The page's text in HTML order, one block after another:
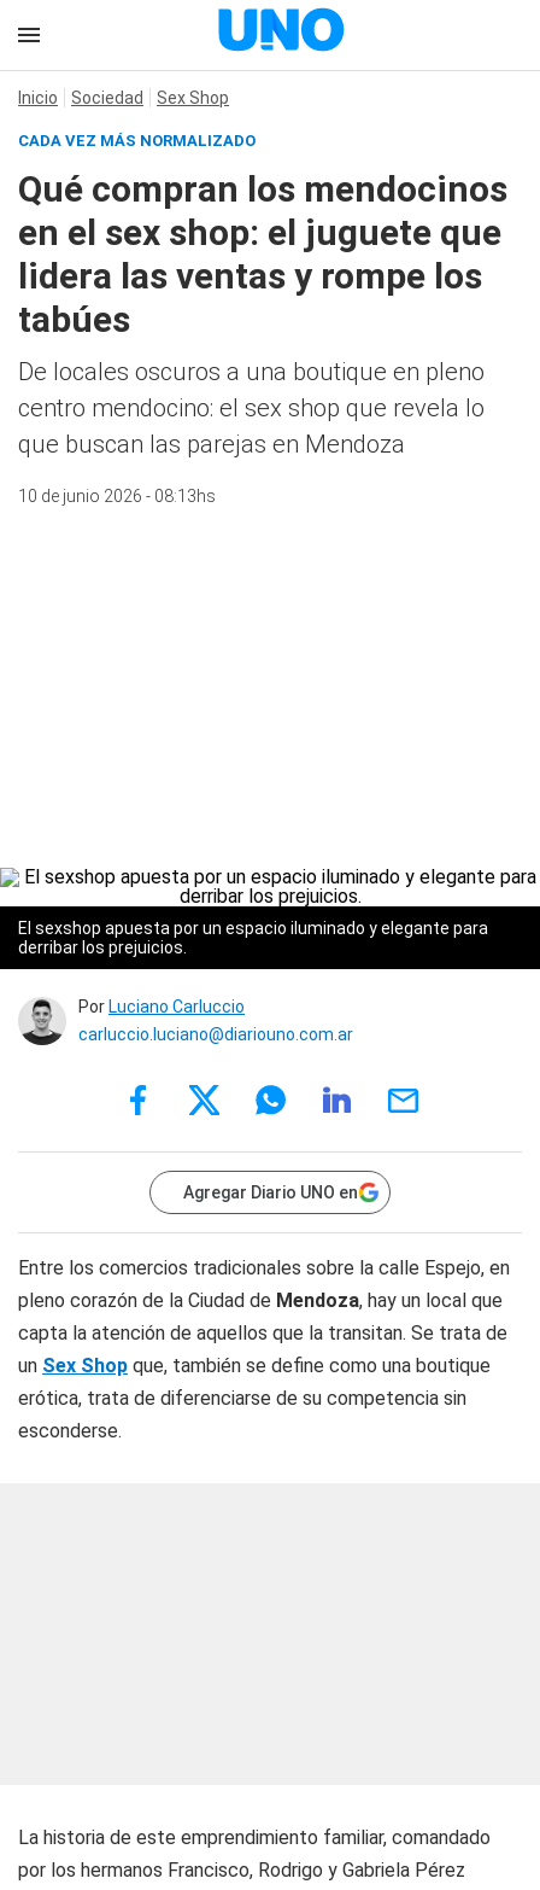
Inicio Sociedad Sex Shop
CADA VEZ MÁS NORMALIZADO
Qué compran los mendocinos
en el sex shop: el juguete que
lidera las ventas y rompe los
tabúes
De locales oscuros a una boutique en pleno
centro mendocino: el sex shop que revela lo
que buscan las parejas en Mendoza
10 de junio 2026 - 08:13hs
El sexshop apuesta por un espacio iluminado y elegante para
derribar los prejuicios.
Por Luciano Carluccio
carluccio.luciano@diariouno.com.ar
Agregar Diario UNO en
Entre los comercios tradicionales sobre la calle Espejo, en
pleno corazón de la Ciudad de Mendoza, hay un local que
capta la atención de aquellos que la transitan. Se trata de
un Sex Shop que, también se define como una boutique
erótica, trata de diferenciarse de su competencia sin
esconderse.
La historia de este emprendimiento familiar, comandado
por los hermanos Francisco, Rodrigo y Gabriela Pérez